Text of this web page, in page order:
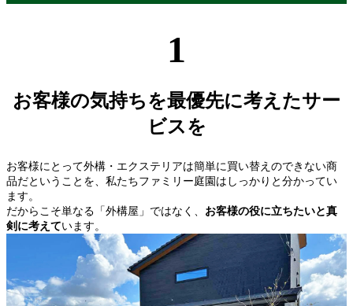
1
お客様の気持ちを最優先に考えたサー
ビスを
お客様にとって外構・エクステリアは簡単に買い替えのできない商
品だということを、私たちファミリー庭園はしっかりと分かってい
ます。
だからこそ単なる「外構屋」ではなく、 お客様の役に立ちたいと真
剣に考えています。